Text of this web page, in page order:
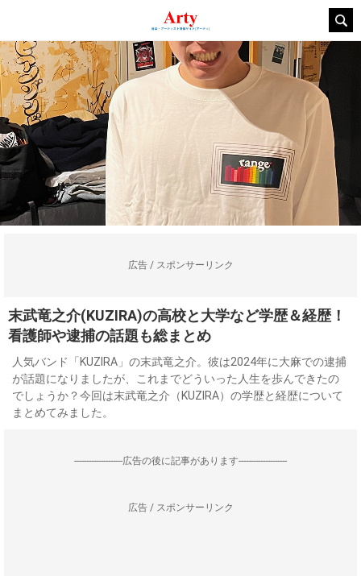
広告 / スポンサーリンク
末武竜之介(KUZIRA)の高校と大学など学歴＆経歴！
看護師や逮捕の話題も総まとめ
人気バンド「KUZIRA」の末武竜之介。彼は2024年に大麻での逮捕
が話題になりましたが、これまでどういった人生を歩んできたの
でしょうか？今回は末武竜之介（KUZIRA）の学歴と経歴について
まとめてみました。
--------------------広告の後に記事があります--------------------
広告 / スポンサーリンク